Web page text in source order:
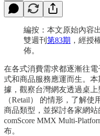
編按：本文原始內容
雙週刊 第83期 ，經授
佈。
在各式消費需求都逐漸往
式和商品服務應運而生。本
據，觀察台灣網友透過桌
（Retail） 的情形，了解
商品類型，並探討各家網
comScore MMX Multi-
布。